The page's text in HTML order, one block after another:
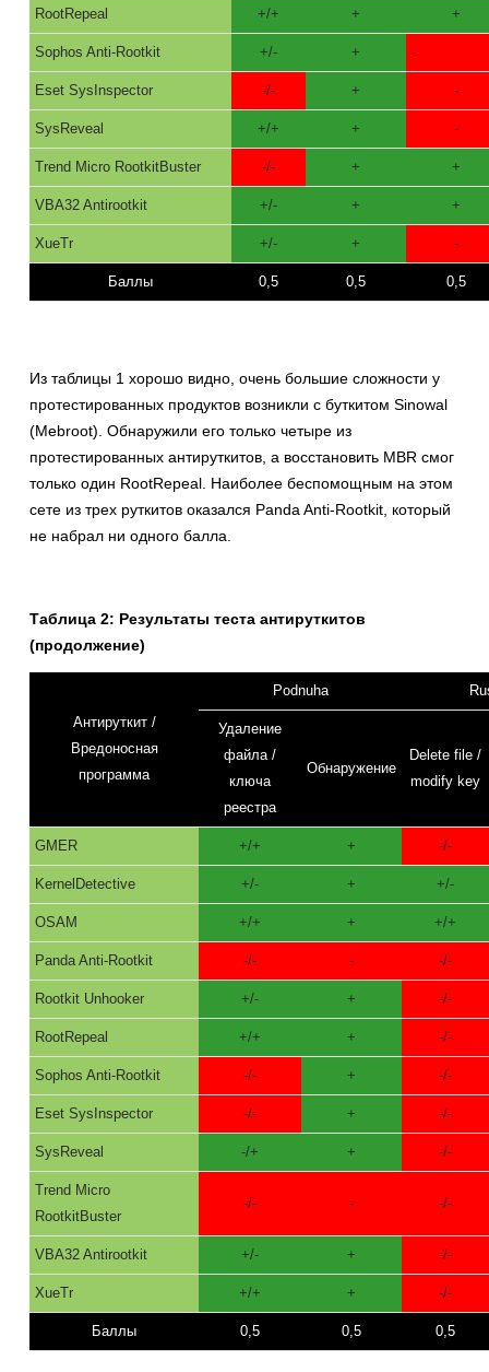
RootRepeal +/+ + +
Sophos Anti-Rootkit +/- + -
Eset SysInspector -/- + -
SysReveal +/+ + -
Trend Micro RootkitBuster -/- + +
VBA32 Antirootkit +/- + +
XueTr +/- + -
Баллы 0,5 0,5 0,5
Из таблицы 1 хорошо видно, очень большие сложности у
протестированных продуктов возникли с буткитом Sinowal
(Mebroot). Обнаружили его только четыре из
протестированных антируткитов, а восстановить MBR смог
только один RootRepeal. Наиболее беспомощным на этом
сете из трех руткитов оказался Panda Anti-Rootkit, который
не набрал ни одного балла.
Таблица 2: Результаты теста антируткитов
(продолжение)
Антируткит /
Вредоносная
программа
Podnuha
Удаление
файла /
ключа
реестра
Обнаружение
Delete file /
modify key
GMER +/+ + -/-
KernelDetective +/- + +/-
OSAM +/+ + +/+
Panda Anti-Rootkit -/- - -/-
Rootkit Unhooker +/- + -/-
RootRepeal +/+ + -/-
Sophos Anti-Rootkit -/- + -/-
Eset SysInspector -/- + -/-
SysReveal -/+ + -/-
Trend Micro
RootkitBuster
-/- - -/-
VBA32 Antirootkit +/- + -/-
XueTr +/+ + -/-
Баллы 0,5 0,5 0,5